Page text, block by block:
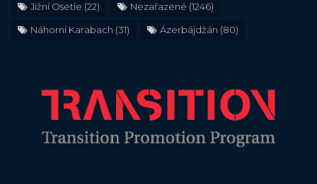
Jižní Osetie (22) Nezařazené (1246)
Náhorní Karabach (31) Ázerbájdžán (80)